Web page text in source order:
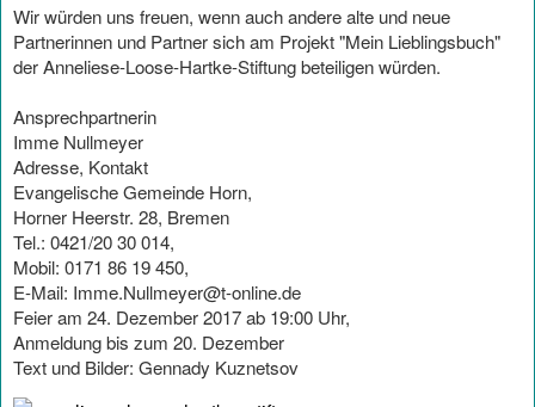
Wir würden uns freuen, wenn auch andere alte und neue
Partnerinnen und Partner sich am Projekt "Mein Lieblingsbuch"
der Anneliese-Loose-Hartke-Stiftung beteiligen würden.
Ansprechpartnerin
Imme Nullmeyer
Adresse, Kontakt
Evangelische Gemeinde Horn,
Horner Heerstr. 28, Bremen
Tel.: 0421/20 30 014,
Mobil: 0171 86 19 450,
E-Mail: Imme.Nullmeyer@t-online.de
Feier am 24. Dezember 2017 ab 19:00 Uhr,
Anmeldung bis zum 20. Dezember
Text und Bilder: Gennady Kuznetsov